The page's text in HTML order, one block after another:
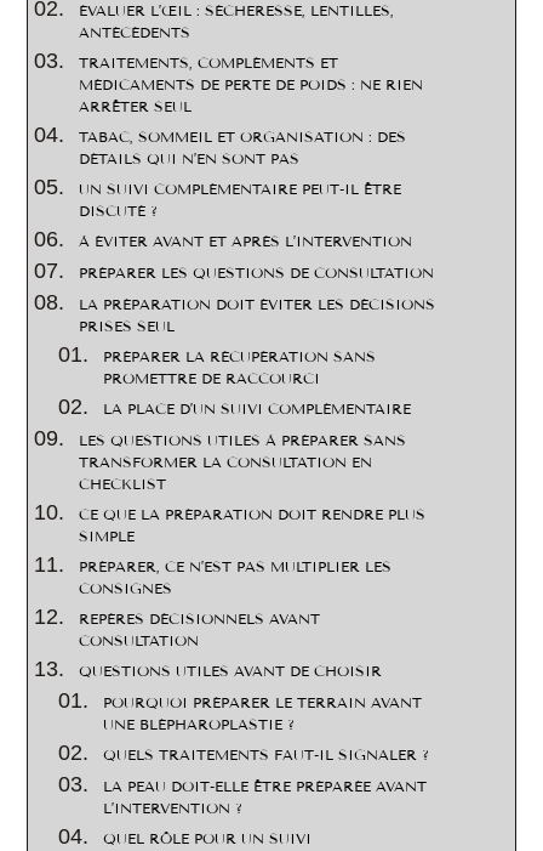
ÉVALUER L’ŒIL : SÉCHERESSE, LENTILLES,
ANTÉCÉDENTS
TRAITEMENTS, COMPLÉMENTS ET
MÉDICAMENTS DE PERTE DE POIDS : NE RIEN
ARRÊTER SEUL
TABAC, SOMMEIL ET ORGANISATION : DES
DÉTAILS QUI N’EN SONT PAS
UN SUIVI COMPLÉMENTAIRE PEUT-IL ÊTRE
DISCUTÉ ?
À ÉVITER AVANT ET APRÈS L’INTERVENTION
PRÉPARER LES QUESTIONS DE CONSULTATION
LA PRÉPARATION DOIT ÉVITER LES DÉCISIONS
PRISES SEUL
PRÉPARER LA RÉCUPÉRATION SANS
PROMETTRE DE RACCOURCI
LA PLACE D’UN SUIVI COMPLÉMENTAIRE
LES QUESTIONS UTILES À PRÉPARER SANS
TRANSFORMER LA CONSULTATION EN
CHECKLIST
CE QUE LA PRÉPARATION DOIT RENDRE PLUS
SIMPLE
PRÉPARER, CE N’EST PAS MULTIPLIER LES
CONSIGNES
REPÈRES DÉCISIONNELS AVANT
CONSULTATION
QUESTIONS UTILES AVANT DE CHOISIR
POURQUOI PRÉPARER LE TERRAIN AVANT
UNE BLÉPHAROPLASTIE ?
QUELS TRAITEMENTS FAUT-IL SIGNALER ?
LA PEAU DOIT-ELLE ÊTRE PRÉPARÉE AVANT
L’INTERVENTION ?
QUEL RÔLE POUR UN SUIVI